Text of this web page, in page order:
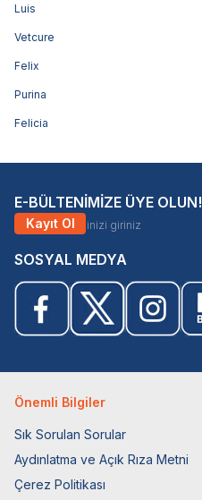
Luis
Vetcure
Felix
Purina
Felicia
E-BÜLTENİMİZE ÜYE OLUN!
Kayıt Ol
SOSYAL MEDYA
Önemli Bilgiler
Sık Sorulan Sorular
Aydınlatma ve Açık Rıza Metni
Çerez Politikası